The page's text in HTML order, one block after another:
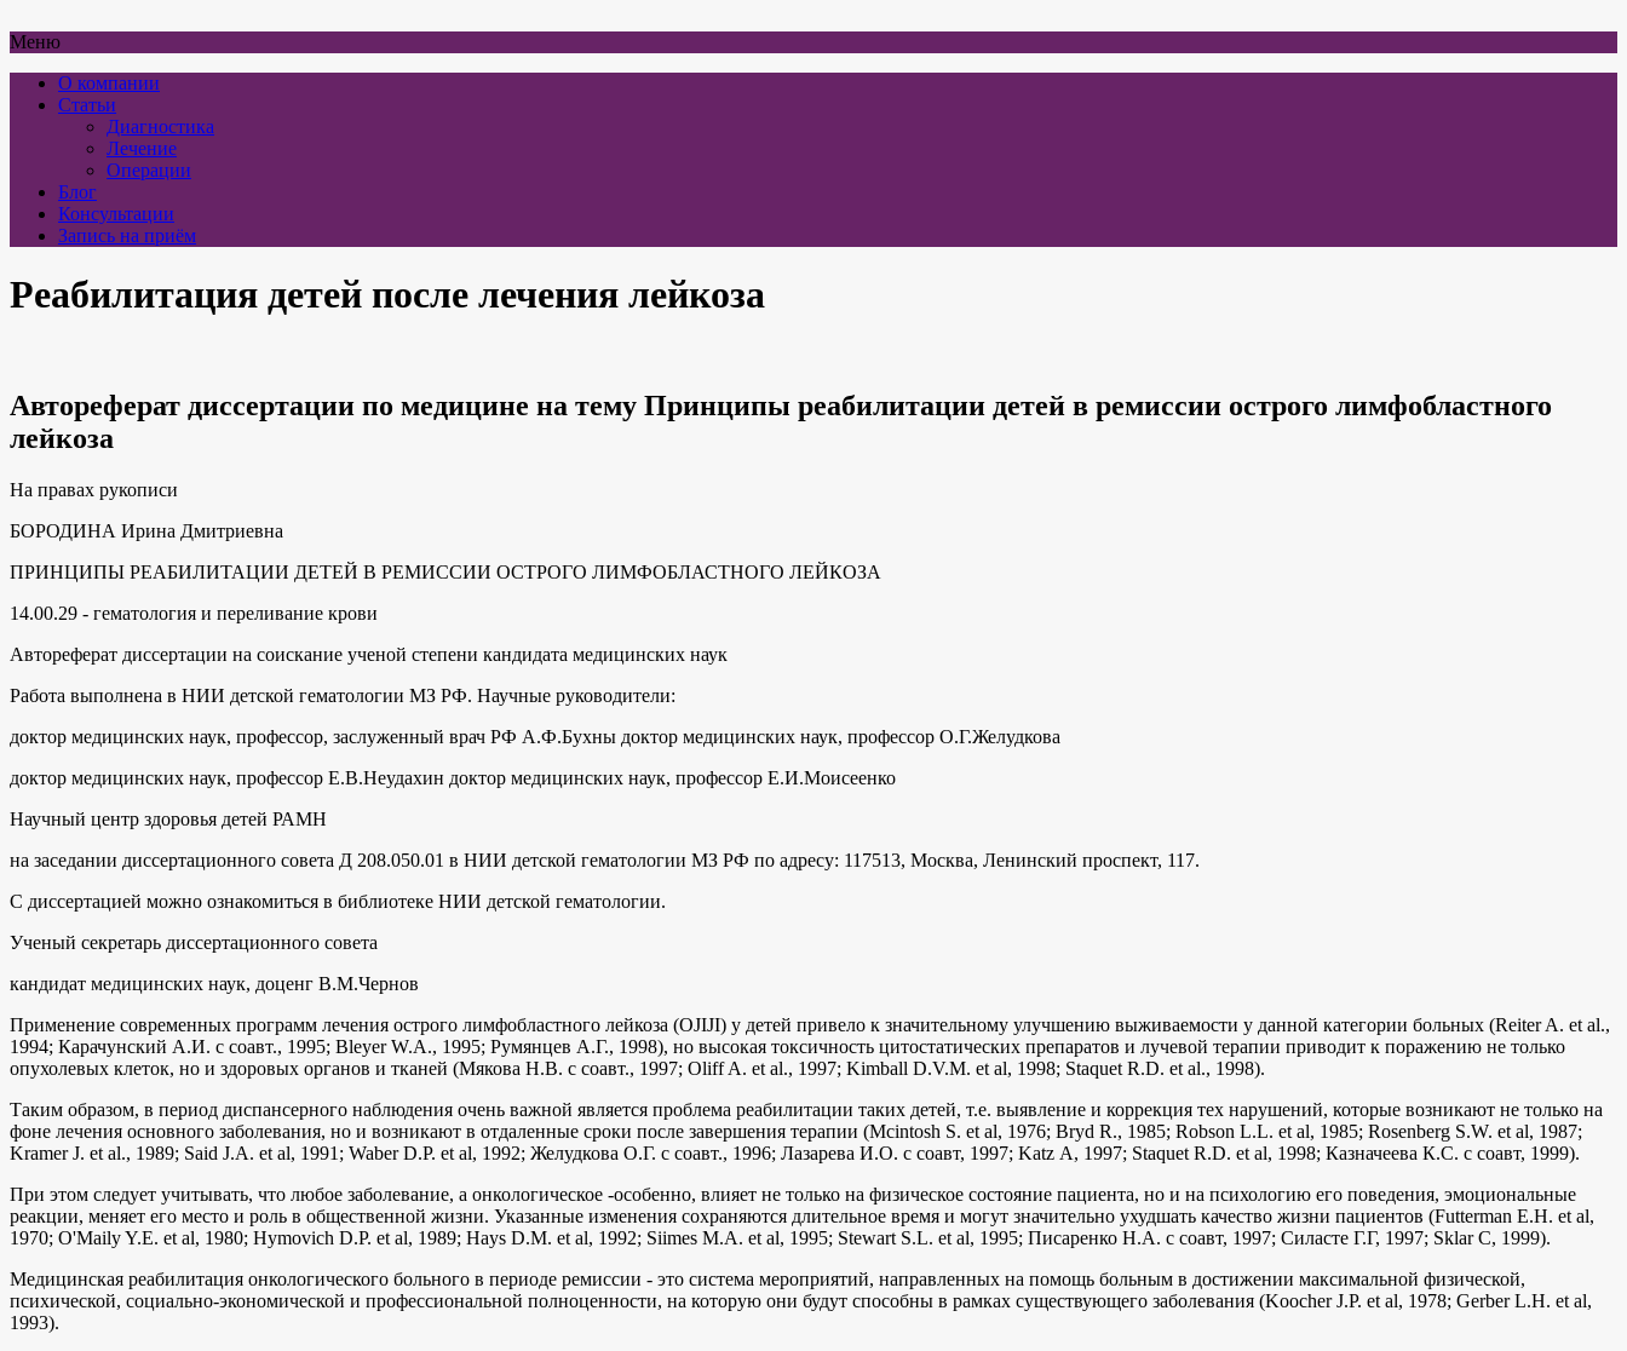
Меню
О компании
Статьи
Диагностика
Лечение
Операции
Блог
Консультации
Запись на приём
Реабилитация детей после лечения лейкоза
Автореферат диссертации по медицине на тему Принципы реабилитации детей в ремиссии острого лимфобластного
лейкоза
На правах рукописи
БОРОДИНА Ирина Дмитриевна
ПРИНЦИПЫ РЕАБИЛИТАЦИИ ДЕТЕЙ В РЕМИССИИ ОСТРОГО ЛИМФОБЛАСТНОГО ЛЕЙКОЗА
14.00.29 - гематология и переливание крови
Автореферат диссертации на соискание ученой степени кандидата медицинских наук
Работа выполнена в НИИ детской гематологии МЗ РФ. Научные руководители:
доктор медицинских наук, профессор, заслуженный врач РФ А.Ф.Бухны доктор медицинских наук, профессор О.Г.Желудкова
доктор медицинских наук, профессор Е.В.Неудахин доктор медицинских наук, профессор Е.И.Моисеенко
Научный центр здоровья детей РАМН
на заседании диссертационного совета Д 208.050.01 в НИИ детской гематологии МЗ РФ по адресу: 117513, Москва, Ленинский проспект, 117.
С диссертацией можно ознакомиться в библиотеке НИИ детской гематологии.
Ученый секретарь диссертационного совета
кандидат медицинских наук, доценг В.М.Чернов
Применение современных программ лечения острого лимфобластного лейкоза (OJIJI) у детей привело к значительному улучшению выживаемости у данной категории больных (Reiter A. et al.,
1994; Карачунский А.И. с соавт., 1995; Bleyer W.A., 1995; Румянцев А.Г., 1998), но высокая токсичность цитостатических препаратов и лучевой терапии приводит к поражению не только
опухолевых клеток, но и здоровых органов и тканей (Мякова Н.В. с соавт., 1997; Oliff A. et al., 1997; Kimball D.V.M. et al, 1998; Staquet R.D. et al., 1998).
Таким образом, в период диспансерного наблюдения очень важной является проблема реабилитации таких детей, т.е. выявление и коррекция тех нарушений, которые возникают не только на
фоне лечения основного заболевания, но и возникают в отдаленные сроки после завершения терапии (Mcintosh S. et al, 1976; Bryd R., 1985; Robson L.L. et al, 1985; Rosenberg S.W. et al, 1987;
Kramer J. et al., 1989; Said J.A. et al, 1991; Waber D.P. et al, 1992; Желудкова О.Г. с соавт., 1996; Лазарева И.О. с соавт, 1997; Katz А, 1997; Staquet R.D. et al, 1998; Казначеева К.С. с соавт, 1999).
При этом следует учитывать, что любое заболевание, а онкологическое -особенно, влияет не только на физическое состояние пациента, но и на психологию его поведения, эмоциональные
реакции, меняет его место и роль в общественной жизни. Указанные изменения сохраняются длительное время и могут значительно ухудшать качество жизни пациентов (Futterman E.H. et al,
1970; O'Maily Y.E. et al, 1980; Hymovich D.P. et al, 1989; Hays D.M. et al, 1992; Siimes M.A. et al, 1995; Stewart S.L. et al, 1995; Писаренко H.A. с соавт, 1997; Силасте Г.Г, 1997; Sklar С, 1999).
Медицинская реабилитация онкологического больного в периоде ремиссии - это система мероприятий, направленных на помощь больным в достижении максимальной физической,
психической, социально-экономической и профессиональной полноценности, на которую они будут способны в рамках существующего заболевания (Koocher J.P. et al, 1978; Gerber L.H. et al,
1993).